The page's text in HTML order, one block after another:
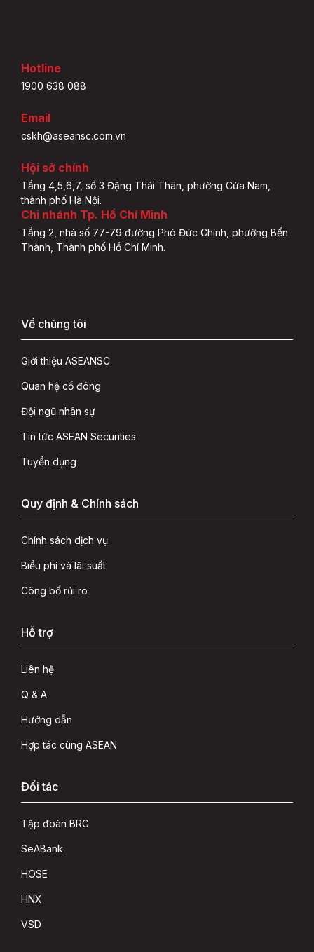
Hotline
1900 638 088
Email
cskh@aseansc.com.vn
Hội sở chính
Tầng 4,5,6,7, số 3 Đặng Thái Thân, phường Cửa Nam,
thành phố Hà Nội.
Chi nhánh Tp. Hồ Chí Minh
Tầng 2, nhà số 77-79 đường Phó Đức Chính, phường Bến
Thành, Thành phố Hồ Chí Minh.
Về chúng tôi
Giới thiệu ASEANSC
Quan hệ cổ đông
Đội ngũ nhân sự
Tin tức ASEAN Securities
Tuyển dụng
Quy định & Chính sách
Chính sách dịch vụ
Biểu phí và lãi suất
Công bố rủi ro
Hỗ trợ
Liên hệ
Q & A
Hướng dẫn
Hợp tác cùng ASEAN
Đối tác
Tập đoàn BRG
SeABank
HOSE
HNX
VSD